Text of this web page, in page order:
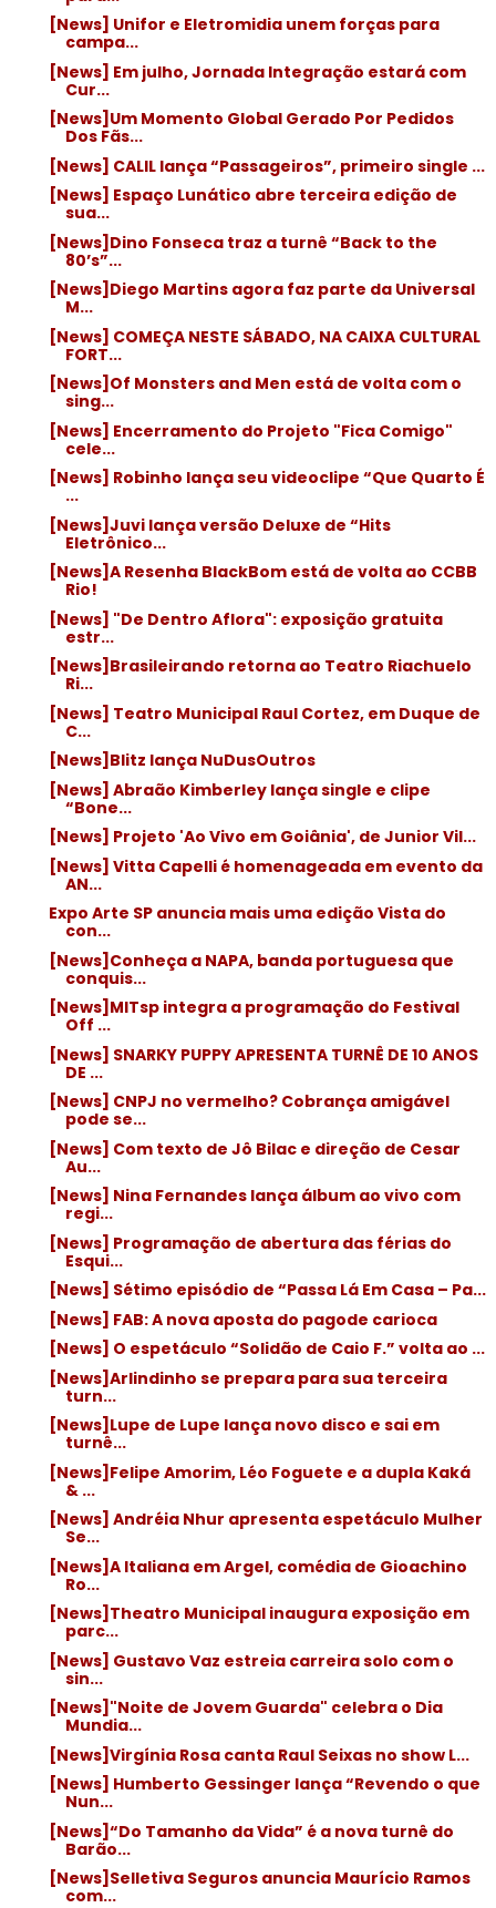
[News] Unifor e Eletromidia unem forças para
campa...
[News] Em julho, Jornada Integração estará com
Cur...
[News]Um Momento Global Gerado Por Pedidos
Dos Fãs...
[News] CALIL lança “Passageiros”, primeiro single ...
[News] Espaço Lunático abre terceira edição de
sua...
[News]Dino Fonseca traz a turnê “Back to the
80’s”...
[News]Diego Martins agora faz parte da Universal
M...
[News] COMEÇA NESTE SÁBADO, NA CAIXA CULTURAL
FORT...
[News]Of Monsters and Men está de volta com o
sing...
[News] Encerramento do Projeto "Fica Comigo"
cele...
[News] Robinho lança seu videoclipe “Que Quarto É
...
[News]Juvi lança versão Deluxe de “Hits
Eletrônico...
[News]A Resenha BlackBom está de volta ao CCBB
Rio!
[News] "De Dentro Aflora": exposição gratuita
estr...
[News]Brasileirando retorna ao Teatro Riachuelo
Ri...
[News] Teatro Municipal Raul Cortez, em Duque de
C...
[News]Blitz lança NuDusOutros
[News] Abraão Kimberley lança single e clipe
“Bone...
[News] Projeto 'Ao Vivo em Goiânia', de Junior Vil...
[News] Vitta Capelli é homenageada em evento da
AN...
Expo Arte SP anuncia mais uma edição Vista do
con...
[News]Conheça a NAPA, banda portuguesa que
conquis...
[News]MITsp integra a programação do Festival
Off ...
[News] SNARKY PUPPY APRESENTA TURNÊ DE 10 ANOS
DE ...
[News] CNPJ no vermelho? Cobrança amigável
pode se...
[News] Com texto de Jô Bilac e direção de Cesar
Au...
[News] Nina Fernandes lança álbum ao vivo com
regi...
[News] Programação de abertura das férias do
Esqui...
[News] Sétimo episódio de “Passa Lá Em Casa – Pa...
[News] FAB: A nova aposta do pagode carioca
[News] O espetáculo “Solidão de Caio F.” volta ao ...
[News]Arlindinho se prepara para sua terceira
turn...
[News]Lupe de Lupe lança novo disco e sai em
turnê...
[News]Felipe Amorim, Léo Foguete e a dupla Kaká
& ...
[News] Andréia Nhur apresenta espetáculo Mulher
Se...
[News]A Italiana em Argel, comédia de Gioachino
Ro...
[News]Theatro Municipal inaugura exposição em
parc...
[News] Gustavo Vaz estreia carreira solo com o
sin...
[News]"Noite de Jovem Guarda" celebra o Dia
Mundia...
[News]Virgínia Rosa canta Raul Seixas no show L...
[News] Humberto Gessinger lança “Revendo o que
Nun...
[News]“Do Tamanho da Vida” é a nova turnê do
Barão...
[News]Selletiva Seguros anuncia Maurício Ramos
com...